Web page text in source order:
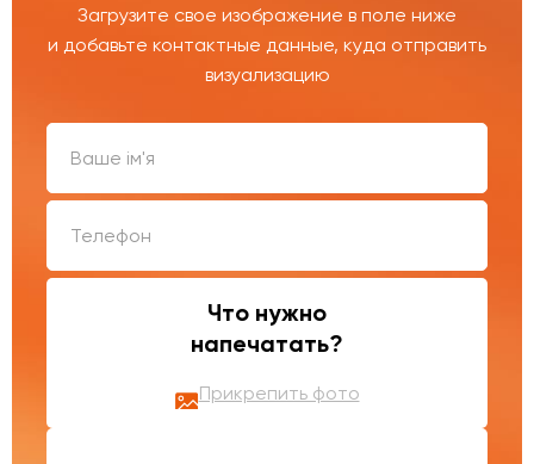
Загрузите свое изображение в поле ниже
и добавьте контактные данные, куда отправить
визуализацию
Что нужно
напечатать?
Прикрепить фото